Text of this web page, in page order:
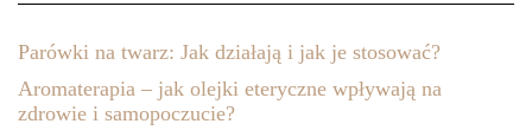
Parówki na twarz: Jak działają i jak je stosować?
Aromaterapia – jak olejki eteryczne wpływają na
zdrowie i samopoczucie?